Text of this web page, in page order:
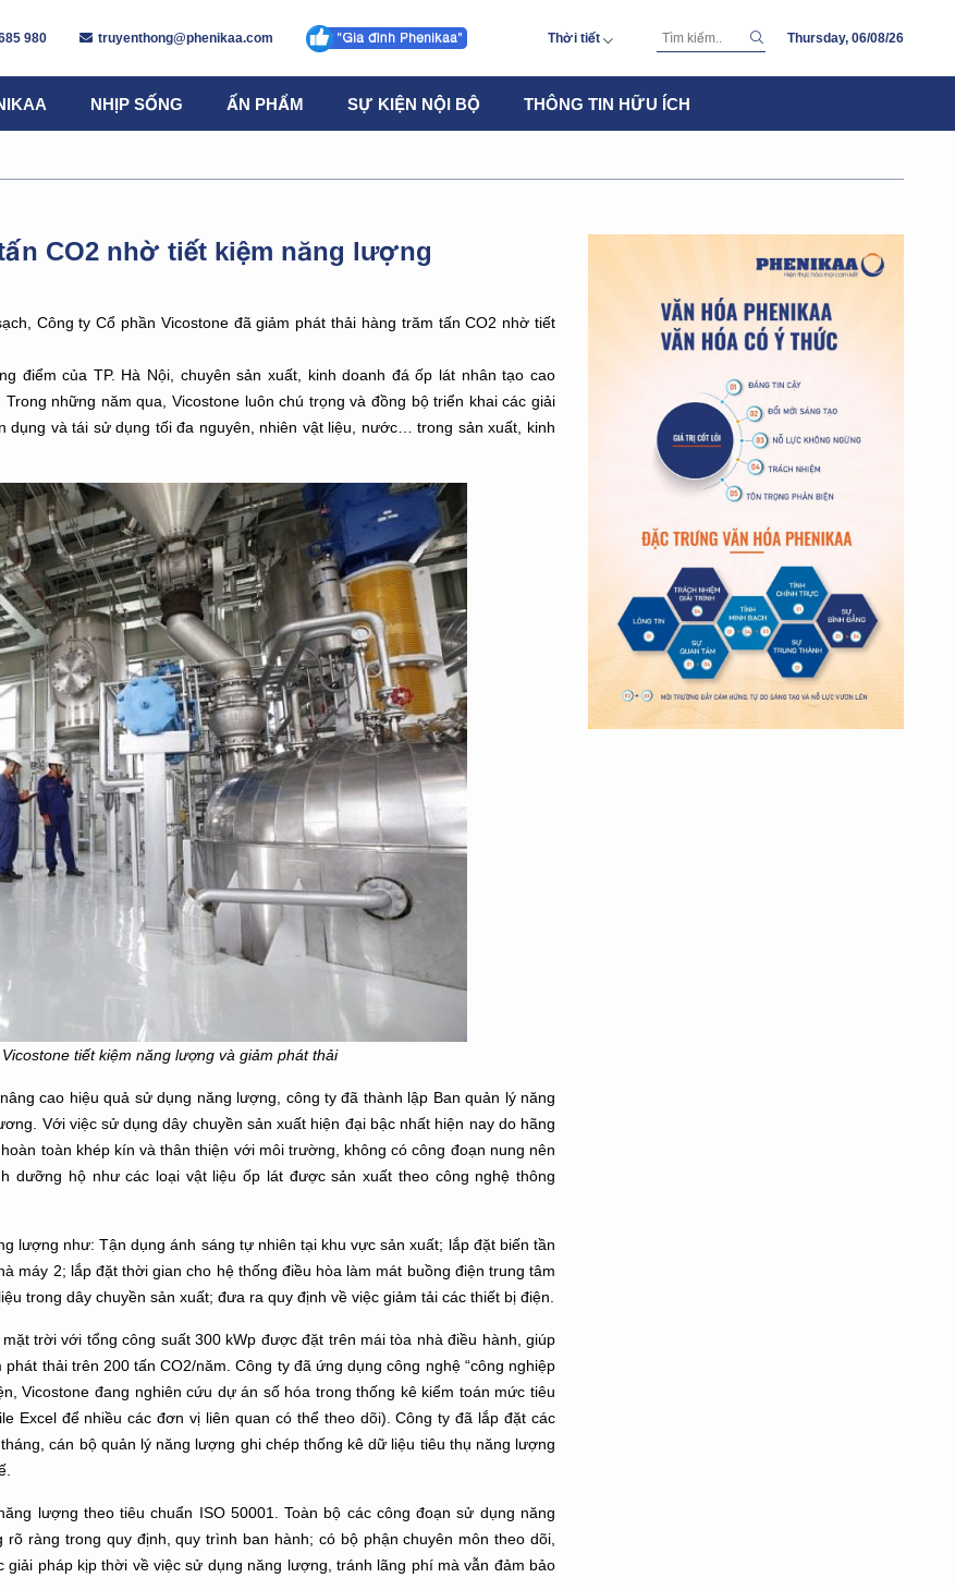
980 truyenthong@phenikaa.com Thời tiết
THURSDAY
31 ° C
FRIDAY
27 ° 24 °C
35 ° 26 °C
Thursday, 06/08/26
NHỊP SỐNG ẤN PHẨM SỰ KIỆN NỘI BỘ THÔNG TIN HỮU ÍCH
CO2 nhờ tiết kiệm năng lượng
Công ty Cổ phần Vicostone đã giảm phát thải hàng trăm tấn CO2 nhờ tiết
điểm của TP. Hà Nội, chuyên sản xuất, kinh doanh đá ốp lát nhân tạo cao
những năm qua, Vicostone luôn chú trọng và đồng bộ triển khai các giải
và tái sử dụng tối đa nguyên, nhiên vật liệu, nước… trong sản xuất, kinh
tiết kiệm năng lượng và giảm phát thải
cao hiệu quả sử dụng năng lượng, công ty đã thành lập Ban quản lý năng
Với việc sử dụng dây chuyền sản xuất hiện đại bậc nhất hiện nay do hãng
toàn khép kín và thân thiện với môi trường, không có công đoạn nung nên
dưỡng hộ như các loại vật liệu ốp lát được sản xuất theo công nghệ thông
lượng như: Tận dụng ánh sáng tự nhiên tại khu vực sản xuất; lắp đặt biến tần
máy 2; lắp đặt thời gian cho hệ thống điều hòa làm mát buồng điện trung tâm
trong dây chuyền sản xuất; đưa ra quy định về việc giảm tải các thiết bị điện.
trời với tổng công suất 300 kWp được đặt trên mái tòa nhà điều hành, giúp
thải trên 200 tấn CO2/năm. Công ty đã ứng dụng công nghệ “công nghiệp
Vicostone đang nghiên cứu dự án số hóa trong thống kê kiểm toán mức tiêu
Excel để nhiều các đơn vị liên quan có thể theo dõi). Công ty đã lắp đặt các
cán bộ quản lý năng lượng ghi chép thống kê dữ liệu tiêu thụ năng lượng
lượng theo tiêu chuẩn ISO 50001. Toàn bộ các công đoạn sử dụng năng
ràng trong quy định, quy trình ban hành; có bộ phận chuyên môn theo dõi,
pháp kịp thời về việc sử dụng năng lượng, tránh lãng phí mà vẫn đảm bảo